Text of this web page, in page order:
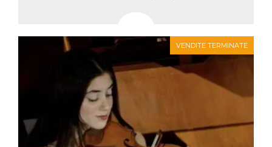
VENDITE TERMINATE